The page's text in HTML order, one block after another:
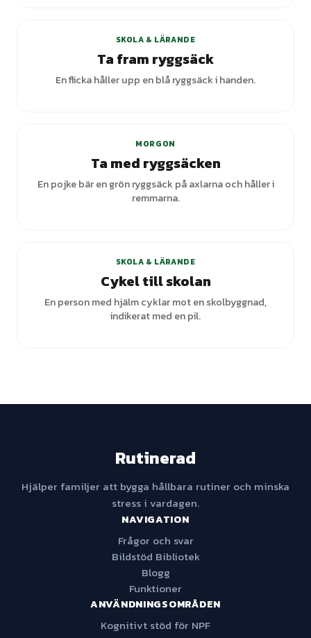
SKOLA & LÄRANDE
Ta fram ryggsäck
En flicka håller upp en blå ryggsäck i handen.
MORGON
Ta med ryggsäcken
En pojke bär en grön ryggsäck på axlarna och håller i
remmarna.
SKOLA & LÄRANDE
Cykel till skolan
En person med hjälm cyklar mot en skolbyggnad,
indikerat med en pil.
Rutinerad
Hjälper familjer att bygga hållbara rutiner och minska
stress i vardagen.
NAVIGATION
Frågor och svar
Bildstöd Bibliotek
Blogg
Funktioner
ANVÄNDNINGSOMRÅDEN
Kognitivt stöd för NPF